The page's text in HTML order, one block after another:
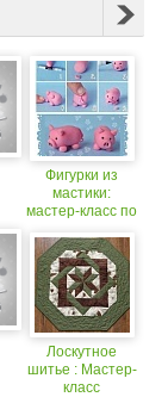
Фигурки из
мастики:
мастер-класс по
поросенка
Лоскутное
шитье : Мастер-
класс